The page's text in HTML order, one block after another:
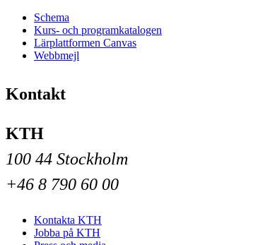
Schema
Kurs- och programkatalogen
Lärplattformen Canvas
Webbmejl
Kontakt
KTH
100 44 Stockholm
+46 8 790 60 00
Kontakta KTH
Jobba på KTH